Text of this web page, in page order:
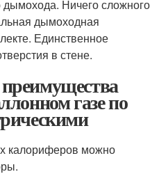
дымохода. Ничего сложного
дымоходная
Единственное
в стене.
газе по
калориферов можно